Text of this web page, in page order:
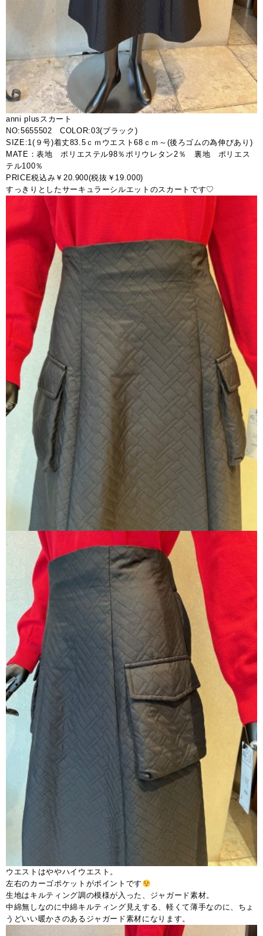
anni plusスカート
NO:5655502 COLOR:03(ブラック)
SIZE:1(９号)着丈83.5ｃｍウエスト68ｃｍ～(後ろゴムの為伸びあり)
MATE：表地 ポリエステル98％ポリウレタン2％ 裏地 ポリエス
テル100％
PRICE税込み￥20.900(税抜￥19.000)
すっきりとしたサーキュラーシルエットのスカートです♡
ウエストはややハイウエスト。
左右のカーゴポケットがポイントです
生地はキルティング調の模様が入った、ジャガード素材。
中綿無しなのに中綿キルティング見えする、軽くて薄手なのに、ちょ
うどいい暖かさのあるジャガード素材になります。